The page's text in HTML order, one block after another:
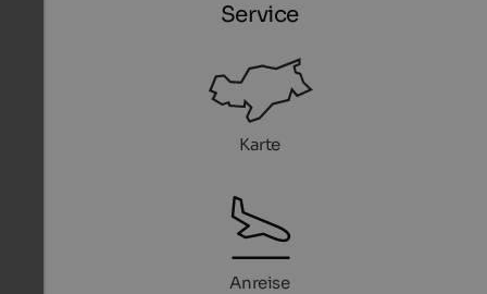
Service
Karte
Anreise